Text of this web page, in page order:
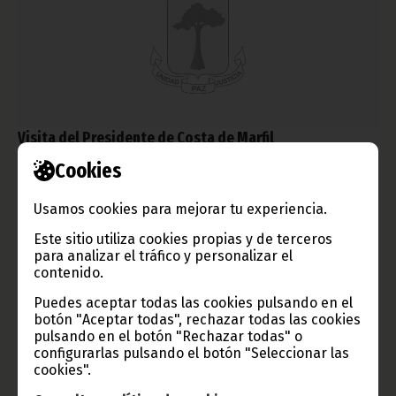
Cookies
Usamos cookies para mejorar tu experiencia.
Este sitio utiliza cookies propias y de terceros
para analizar el tráfico y personalizar el
contenido.
Puedes aceptar todas las cookies pulsando en el
botón "Aceptar todas", rechazar todas las cookies
pulsando en el botón "Rechazar todas" o
configurarlas pulsando el botón "Seleccionar las
cookies".
Visita del Presidente de Costa de Marfil
enero 22, 2010
investidura del Jefe del Estado, ha regresado este viernes para
llevar a cabo una visita oficial.
Noticias Presidencia